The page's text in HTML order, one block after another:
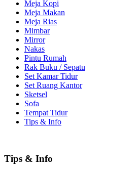
Meja Kopi
Meja Makan
Meja Rias
Mimbar
Mirror
Nakas
Pintu Rumah
Rak Buku / Sepatu
Set Kamar Tidur
Set Ruang Kantor
Sketsel
Sofa
Tempat Tidur
Tips & Info
Tips & Info